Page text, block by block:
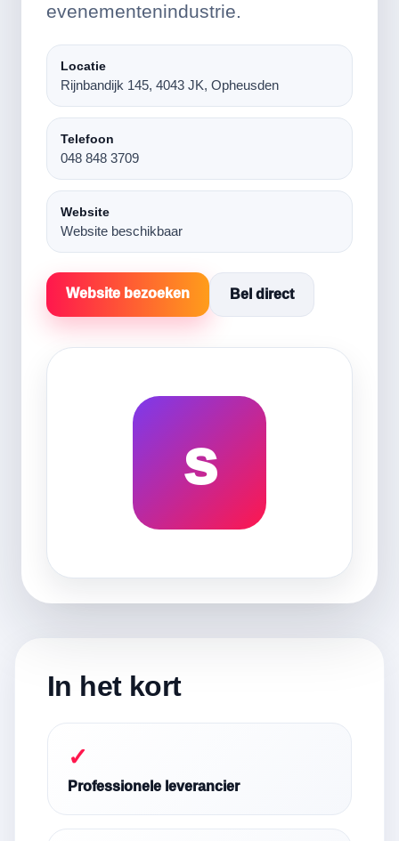
evenementenindustrie.
Locatie
Rijnbandijk 145, 4043 JK, Opheusden
Telefoon
048 848 3709
Website
Website beschikbaar
Website bezoeken Bel direct
s
In het kort
✓
Professionele leverancier